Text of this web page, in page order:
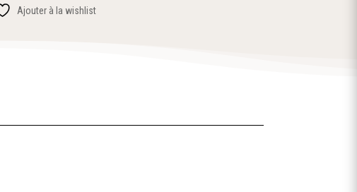
Ajouter à la wishlist